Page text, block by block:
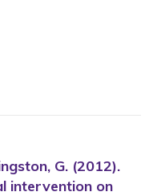
G. (2012).
intervention on